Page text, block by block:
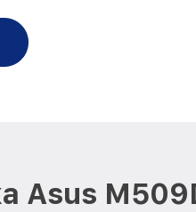
Asus